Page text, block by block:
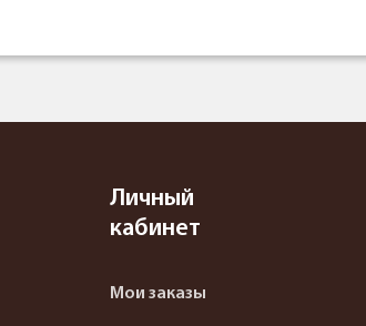
Личный
кабинет
Мои заказы